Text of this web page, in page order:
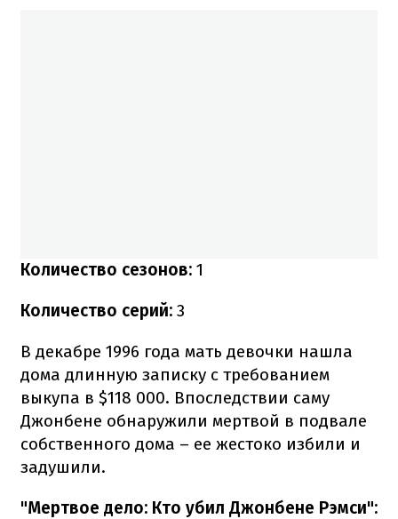
Количество сезонов: 1
Количество серий: 3
В декабре 1996 года мать девочки нашла
дома длинную записку с требованием
выкупа в $118 000. Впоследствии саму
Джонбене обнаружили мертвой в подвале
собственного дома – ее жестоко избили и
задушили.
"Мертвое дело: Кто убил Джонбене Рэмси":